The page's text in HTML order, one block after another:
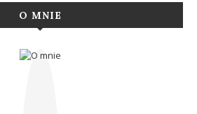
O MNIE